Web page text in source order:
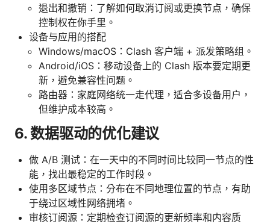
退出和撤销：了解如何取消订阅或更换节点，确保
控制权在你手里。
设备与应用的搭配
Windows/macOS：Clash 客户端 + 派发策略组。
Android/iOS：移动设备上的 Clash 版本要定期更
新，避免兼容性问题。
路由器：家庭网络统一走代理，适合多设备用户，
但维护成本较高。
6. 数据驱动的优化建议
做 A/B 测试：在一天中的不同时间比较同一节点的性
能，找出最稳定的工作时段。
使用多区域节点：分布在不同地理位置的节点，有助
于绕过区域性网络拥堵。
审核订阅源：定期检查订阅源的更新频率和内容质